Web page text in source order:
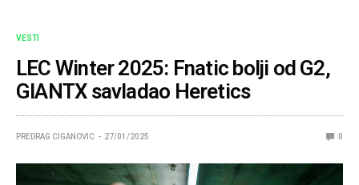
VESTI
LEC Winter 2025: Fnatic bolji od G2,
GIANTX savladao Heretics
PREDRAG CIGANOVIC 27/01/2025 0